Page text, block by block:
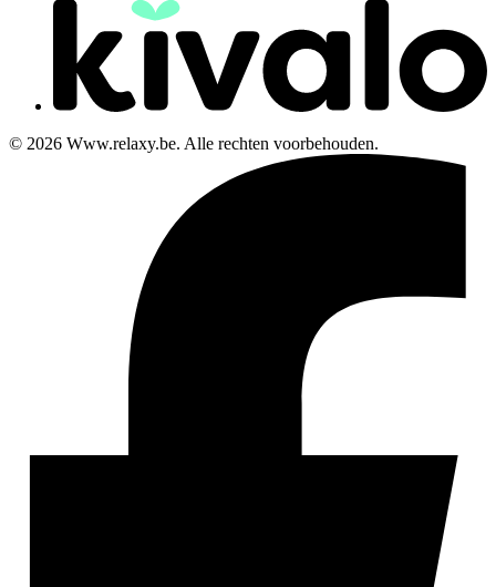
© 2026 Www.relaxy.be. Alle rechten voorbehouden.